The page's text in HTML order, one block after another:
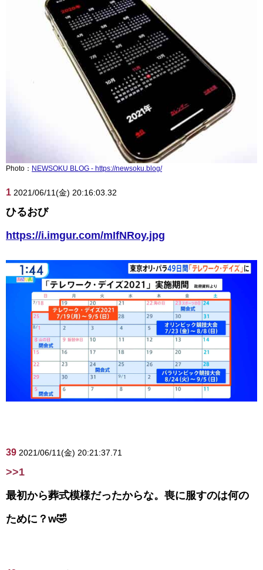
Photo： NEWSOKU BLOG - https://newsoku.blog/
1 2021/06/11(金) 20:16:03.32
ひるおび
https://i.imgur.com/mIfNRoy.jpg
39 2021/06/11(金) 20:21:37.71
>>1
最初から葬式模様だったからな。喪に服すのは何の
ために？w🤣